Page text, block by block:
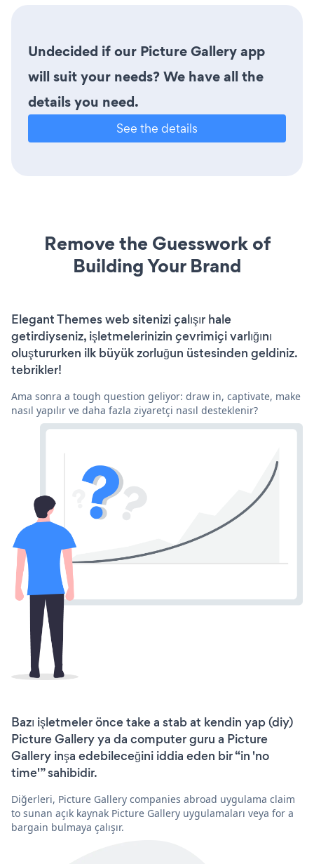
Undecided if our Picture Gallery app
will suit your needs? We have all the
details you need.
See the details
Remove the Guesswork of
Building Your Brand
Elegant Themes web sitenizi çalışır hale
getirdiyseniz, işletmelerinizin çevrimiçi varlığını
oluştururken ilk büyük zorluğun üstesinden geldiniz.
tebrikler!
Ama sonra a tough question geliyor: draw in, captivate, make
nasıl yapılır ve daha fazla ziyaretçi nasıl desteklenir?
Bazı işletmeler önce take a stab at kendin yap (diy)
Picture Gallery ya da computer guru a Picture
Gallery inşa edebileceğini iddia eden bir “in 'no
time'” sahibidir.
Diğerleri, Picture Gallery companies abroad uygulama claim
to sunan açık kaynak Picture Gallery uygulamaları veya for a
bargain bulmaya çalışır.